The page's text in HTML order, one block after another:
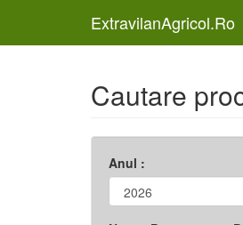
ExtravilanAgricol.Ro
Cautare
Anul :